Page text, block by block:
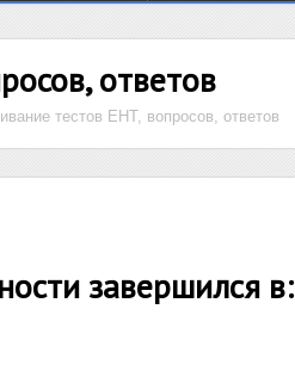
ответов
тестов ЕНТ, вопросов, ответов
завершился в: